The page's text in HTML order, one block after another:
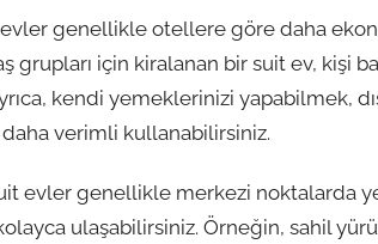
evler genellikle otellere göre daha
grupları için kiralanan bir suit ev, kişi
kendi yemeklerinizi yapabilmek,
verimli kullanabilirsiniz.
evler genellikle merkezi noktalarda
ulaşabilirsiniz. Örneğin, sahil